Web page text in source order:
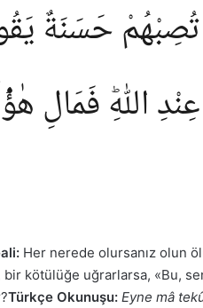
حَسَنَةٌ
فَمَالِ
Her nerede olursanız olun
bir kötülüğe uğrarlarsa, «Bu,
Türkçe Okunuşu: Eyne mâ